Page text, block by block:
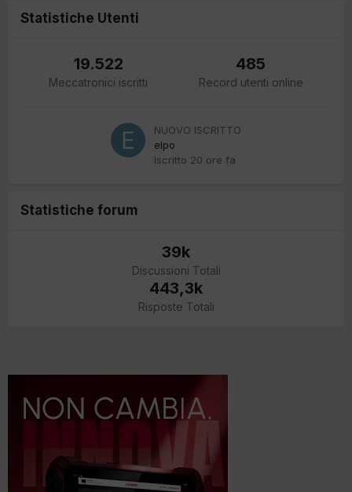
Statistiche Utenti
19.522
Meccatronici iscritti
485
Record utenti online
NUOVO ISCRITTO
elpo
Iscritto 20 ore fa
Statistiche forum
39k
Discussioni Totali
443,3k
Risposte Totali